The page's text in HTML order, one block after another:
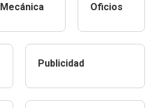
Mecánica Oficios
Publicidad